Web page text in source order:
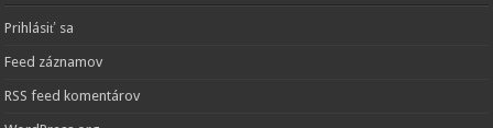
Prihlásiť sa
Feed záznamov
RSS feed komentárov